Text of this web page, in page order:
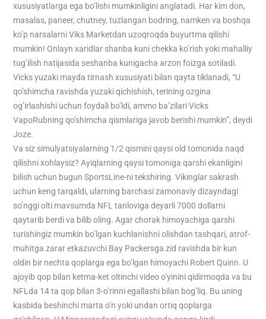
xususiyatlarga ega bo’lishi mumkinligini anglatadi. Har kim don,
masalas, paneer, chutney, tuzlangan bodring, namken va boshqa
ko’p narsalarni Viks Marketdan uzoqroqda buyurtma qilishi
mumkin! Onlayn xaridlar shanba kuni chekka ko’rish yoki mahalliy
tug’ilish natijasida seshanba kunigacha arzon foizga sotiladi.
Vicks yuzaki mayda tirnash xususiyati bilan qayta tiklanadi, “U
qo’shimcha ravishda yuzaki qichishish, terining ozgina
og’irlashishi uchun foydali bo’ldi, ammo ba’zilari Vicks
VapoRubning qo’shimcha qismlariga javob berishi mumkin”, deydi
Joze.
Va siz simulyatsiyalarning 1/2 qismini qaysi old tomonida naqd
qilishni xohlaysiz? Ayiqlarning qaysi tomoniga qarshi ekanligini
bilish uchun bugun SportsLine-ni tekshiring. Vikinglar sakrash
uchun keng tarqaldi, ularning barchasi zamonaviy dizayndagi
so’nggi olti mavsumda NFL tanloviga deyarli 7000 dollarni
qaytarib berdi va bilib oling. Agar chorak himoyachiga qarshi
turishingiz mumkin bo’lgan kuchlanishni olishdan tashqari, atrof-
muhitga zarar etkazuvchi Bay Packersga zid ravishda bir kun
oldin bir nechta qoplarga ega bo’lgan himoyachi Robert Quinn. U
ajoyib qop bilan ketma-ket oltinchi video o’yinini qidirmoqda va bu
NFLda 14 ta qop bilan 3-o’rinni egallashi bilan bog’liq. Bu uning
kasbida beshinchi marta o’n yoki undan ortiq qoplarga